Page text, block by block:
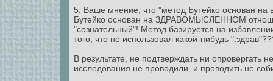
5. Ваше мнение, что "метод Бутейко основан
Бутейко основан на ЗДРАВОМЫСЛЕННОМ
"сознательный"! Метод базируется на
того, что не использовал какой-нибудь
В результате, не подтверждать ни
исследования не проводили, и проводить не